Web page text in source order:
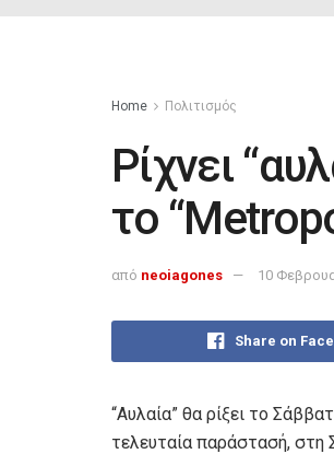
Home Πολιτισμός
Ρίχνει
το
από neoiagones 10
Share on
“Αυλαία” θα ρίξει το
τελευταία παράστασή, στη